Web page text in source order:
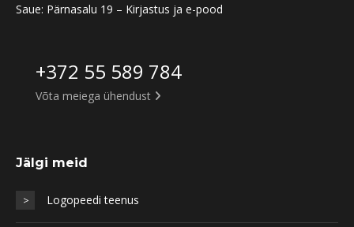
Saue: Pärnasalu 19 – Kirjastus ja e-pood
+372 55 589 784
Võta meiega ühendust
Jälgi meid
> Logopeedi teenus